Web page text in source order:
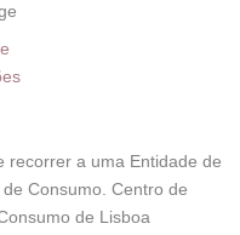
recorrer a uma Entidade de
Consumo. Centro de
de Lisboa